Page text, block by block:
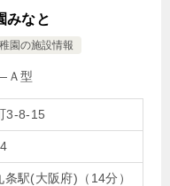
みなと
園の施設情報
Ａ型
3-8-15
駅(大阪府)（14分）